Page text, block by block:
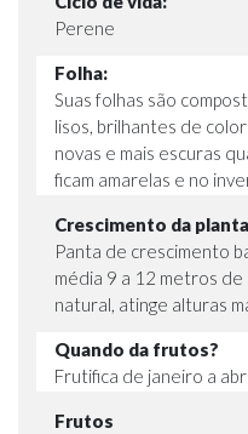
Perene
Folha:
Suas folhas são
lisos, brilhantes de
novas e mais escuras
ficam amarelas e no
Crescimento da
Panta de crescimento
média 9 a 12 metros
natural, atinge alturas
Quando da frutos?
Frutifica de janeiro a
Frutos